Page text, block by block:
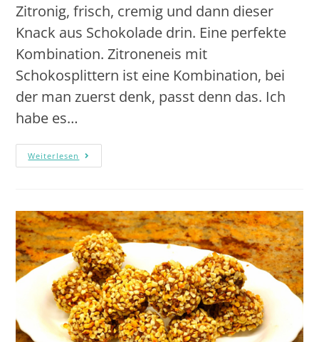
Zitronig, frisch, cremig und dann dieser
Knack aus Schokolade drin. Eine perfekte
Kombination. Zitroneneis mit
Schokosplittern ist eine Kombination, bei
der man zuerst denk, passt denn das. Ich
habe es…
Weiterlesen